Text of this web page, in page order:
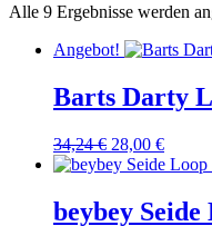
Alle 9 Ergebnisse werden
Angebot!
Barts Darty
34,24€ Ursprünglicher
Preis
34,24 €
28,00 €
Preis
28,00
beybey